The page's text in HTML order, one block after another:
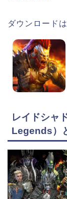
ダウンロード
レイドシャ
Legends）